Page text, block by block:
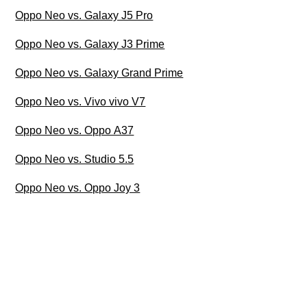
Oppo Neo vs. Galaxy J5 Pro
Oppo Neo vs. Galaxy J3 Prime
Oppo Neo vs. Galaxy Grand Prime
Oppo Neo vs. Vivo vivo V7
Oppo Neo vs. Oppo A37
Oppo Neo vs. Studio 5.5
Oppo Neo vs. Oppo Joy 3